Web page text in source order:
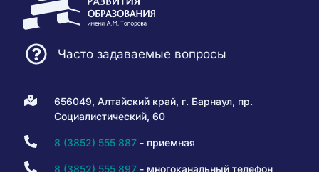
Часто задаваемые вопросы
656049, Алтайский край, г. Барнаул, пр.
Социалистический, 60
8 (3852) 555 887- приемная
8 (3852) 555 897- многоканальный телефон